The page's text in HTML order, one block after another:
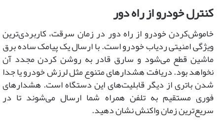
کنترل خودرو از راه دور
خاموش‌کردن خودرو از راه دور در زمان سرقت، کاربردی‌ترین
ویژگی امنیتی ردیاب خودرو است. با ارسال یک پیامک ساده برق
ماشین قطع می‌شود و سارق قادر به روشن کردن مجدد آن
نخواهد بود. دریافت هشدارهای متنوع مثل لرزش خودرو یا جدا
شدن باتری از دیگر قابلیت‌های این دستگاه است. هشدارهای
فوری مستقیم به تلفن همراه شما ارسال می‌شوند تا در
سریع‌ترین زمان واکنش نشان دهید.